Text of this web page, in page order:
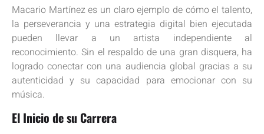
Macario Martínez es un claro ejemplo de cómo el talento,
la perseverancia y una estrategia digital bien ejecutada
pueden llevar a un artista independiente al
reconocimiento. Sin el respaldo de una gran disquera, ha
logrado conectar con una audiencia global gracias a su
autenticidad y su capacidad para emocionar con su
música.
El Inicio de su Carrera